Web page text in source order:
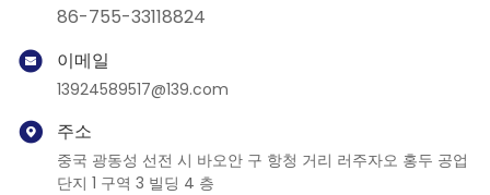
86-755-33118824
이메일
13924589517@139.com
주소
중국 광동성 선전 시 바오안 구 항청 거리 러주자오 홍두 공업
단지 1 구역 3 빌딩 4 층